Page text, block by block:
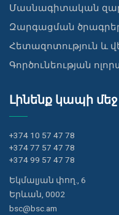
Մասնագիտական
Զարգացման
Հետազոտություն և
Գործունեության
Լինենք կապի մեջ
+374 10 57 47 78
+374 77 57 47 78
+374 99 57 47 78
Եկմալյան փող., 6
Երևան, 0002
bsc@bsc.am